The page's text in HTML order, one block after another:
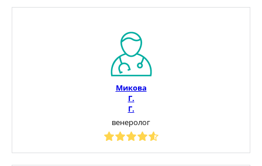
Микова
Г.
Г.
венеролог